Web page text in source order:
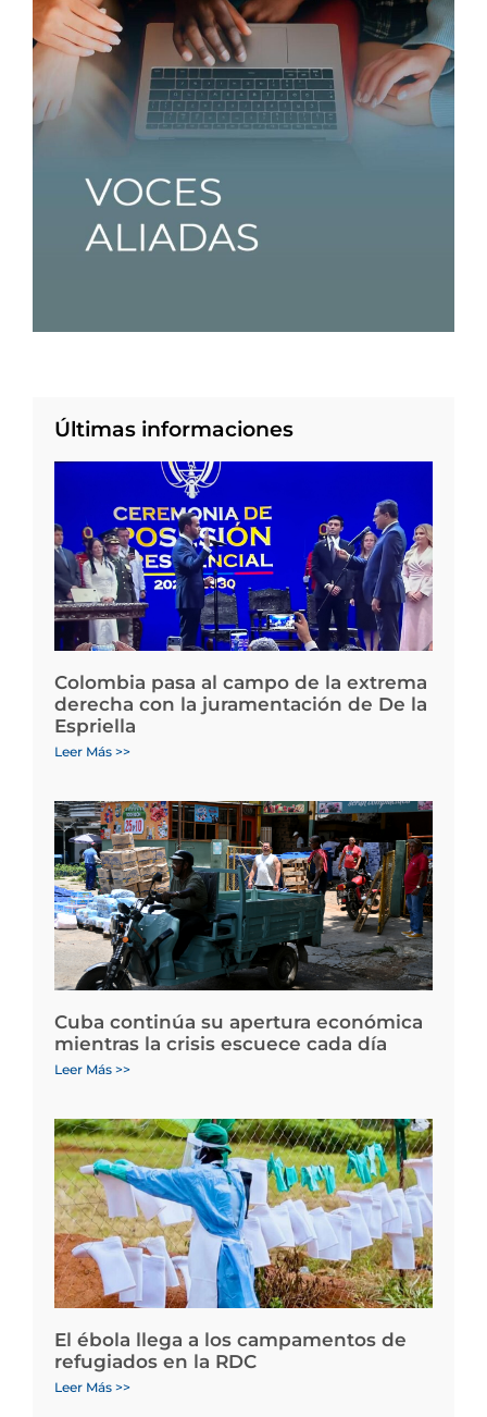
Últimas informaciones
Colombia pasa al campo de la extrema
derecha con la juramentación de De la
Espriella
Leer Más >>
Cuba continúa su apertura económica
mientras la crisis escuece cada día
Leer Más >>
El ébola llega a los campamentos de
refugiados en la RDC
Leer Más >>